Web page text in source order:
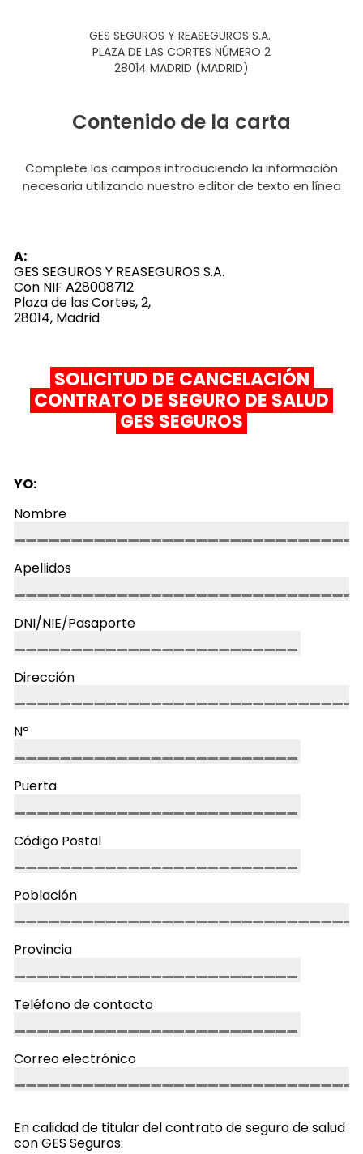
GES SEGUROS Y REASEGUROS S.A.
PLAZA DE LAS CORTES NÚMERO 2
28014 MADRID (MADRID)
Contenido de la carta
Complete los campos introduciendo la información
necesaria utilizando nuestro editor de texto en línea
A:
GES SEGUROS Y REASEGUROS S.A.
Con NIF A28008712
Plaza de las Cortes, 2,
28014, Madrid
SOLICITUD DE CANCELACIÓN
CONTRATO DE SEGURO DE SALUD
GES SEGUROS
YO:
Nombre
Apellidos
DNI/NIE/Pasaporte
Dirección
Nº
Puerta
Código Postal
Población
Provincia
Teléfono de contacto
Correo electrónico
En calidad de titular del contrato de seguro de salud
con GES Seguros: